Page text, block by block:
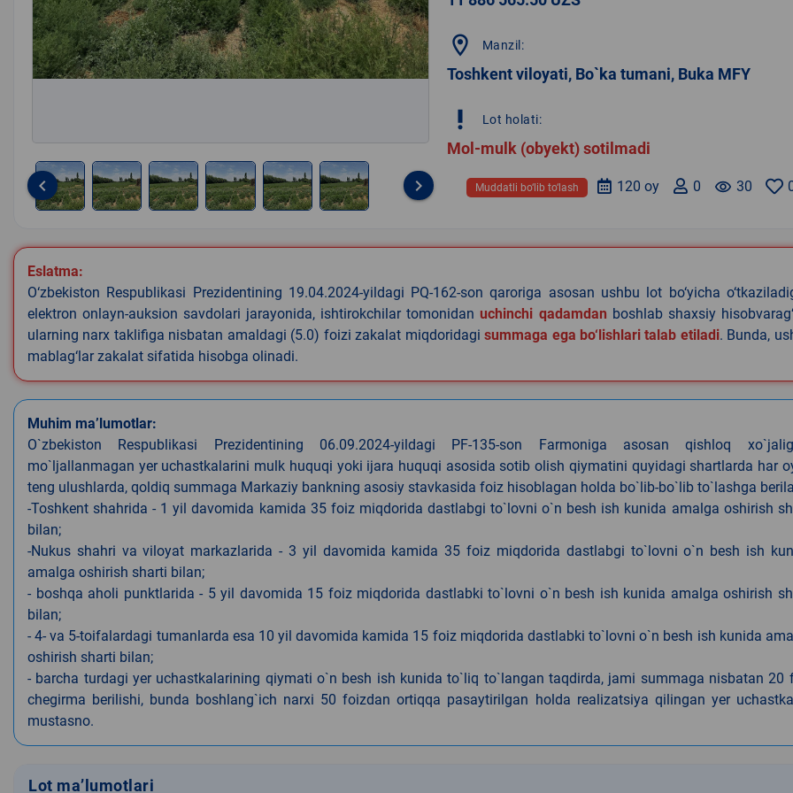
6
keyboard_arrow_left keyboard_arrow_right
location_on Manzil:
Toshkent viloyati, Bo`ka tumani, Buka MFY
priority_high Lot holati:
Mol-mulk (obyekt) sotilmadi
remove_red_eye 30
0
120 oy
Muddatli bo‘lib to‘lash
Eslatma:
O‘zbekiston Respublikasi Prezidentining 19.04.2024-yildagi PQ-162-son qaroriga asosan ushbu lot bo‘yicha
elektron onlayn-auksion savdolari jarayonida, ishtirokchilar tomonidanuchinchi qadamdan boshlab shaxsiy
ularning narx taklifiga nisbatan amaldagi (5.0) foizi zakalat miqdoridagisummaga ega bo‘lishlari talab etiladi. Bunda,
mablag‘lar zakalat sifatida hisobga olinadi.
Muhim ma’lumotlar:
O`zbekiston Respublikasi Prezidentining 06.09.2024-yildagi PF-135-son Farmoniga asosan qishloq
mo`ljallanmagan yer uchastkalarini mulk huquqi yoki ijara huquqi asosida sotib olish qiymatini quyidagi shartlarda har
teng ulushlarda, qoldiq summaga Markaziy bankning asosiy stavkasida foiz hisoblagan holda bo`lib-bo`lib to`lashga
-Toshkent shahrida - 1 yil davomida kamida 35 foiz miqdorida dastlabgi to`lovni o`n besh ish kunida amalga oshirish
bilan;
-Nukus shahri va viloyat markazlarida - 3 yil davomida kamida 35 foiz miqdorida dastlabgi to`lovni o`n besh ish
amalga oshirish sharti bilan;
- boshqa aholi punktlarida - 5 yil davomida 15 foiz miqdorida dastlabki to`lovni o`n besh ish kunida amalga oshirish
bilan;
- 4- va 5-toifalardagi tumanlarda esa 10 yil davomida kamida 15 foiz miqdorida dastlabki to`lovni o`n besh ish kunida
oshirish sharti bilan;
- barcha turdagi yer uchastkalarining qiymati o`n besh ish kunida to`liq to`langan taqdirda, jami summaga nisbatan 20
chegirma berilishi, bunda boshlang`ich narxi 50 foizdan ortiqqa pasaytirilgan holda realizatsiya qilingan yer
mustasno.
Lot ma’lumotlari